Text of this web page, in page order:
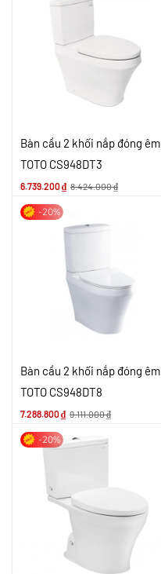
Bàn cầu 2 khối nắp đóng êm
TOTO CS948DT3
6.739.200₫ 8.424.000₫
-20%
Bàn cầu 2 khối nắp đóng êm
TOTO CS948DT8
7.288.800₫ 9.111.000₫
-20%